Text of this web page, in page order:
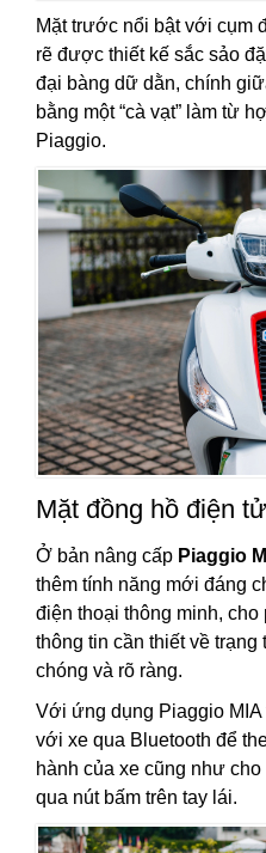
Mặt trước nổi bật với cụm
rẽ được thiết kế sắc sảo
đại bàng dữ dằn, chính
bằng một “cà vạt” làm từ
Piaggio.
Mặt đồng hồ điện
Ở bản nâng cấp Piaggio
thêm tính năng mới đáng
điện thoại thông minh,
thông tin cần thiết về trạng
chóng và rõ ràng.
Với ứng dụng Piaggio MIA
với xe qua Bluetooth để
hành của xe cũng như
qua nút bấm trên tay lái.